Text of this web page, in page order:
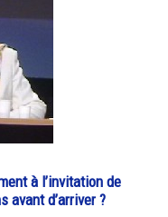
à l’invitation de
avant d’arriver ?